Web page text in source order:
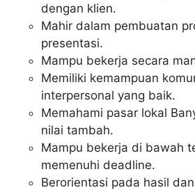
dengan klien.
Mahir dalam pembuatan
presentasi.
Mampu bekerja secara
Memiliki kemampuan
interpersonal yang baik.
Memahami pasar lokal
nilai tambah.
Mampu bekerja di bawah
memenuhi deadline.
Berorientasi pada hasil